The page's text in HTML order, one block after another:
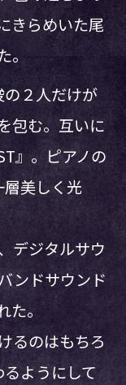
きらめいた尾
の２人だけが
包む。互いに
』。ピアノの
美しく光
デジタルサウ
ンドサウンド
。
るのはもちろ
ようにして